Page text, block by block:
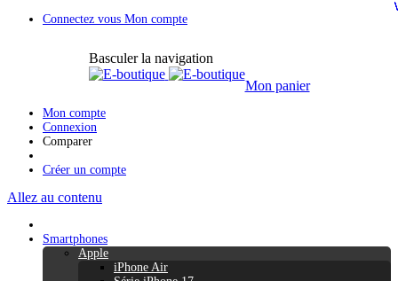
Connectez vous Mon compte
Basculer la navigation
Mon panier
Mon compte
Connexion
Comparer
Créer un compte
Allez au contenu
Smartphones
Apple
iPhone Air